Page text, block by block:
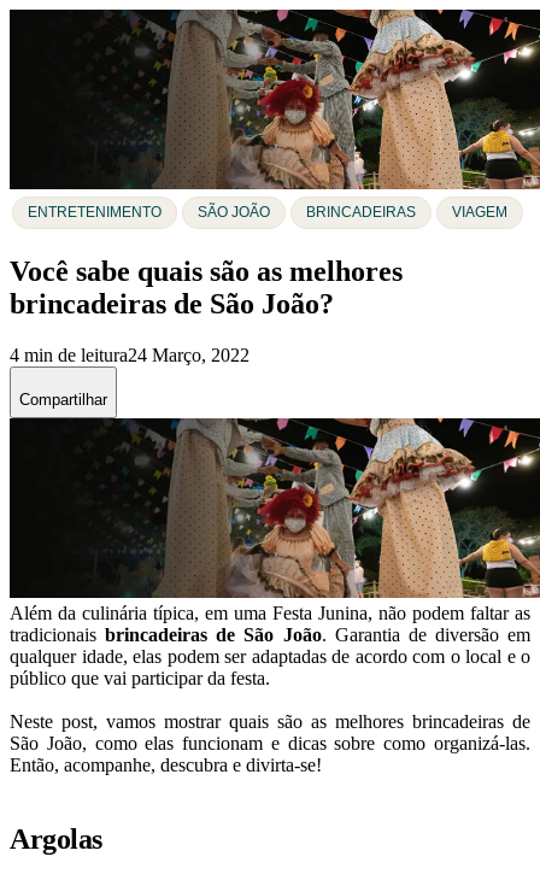
ENTRETENIMENTO SÃO JOÃO BRINCADEIRAS VIAGEM
Você sabe quais são as melhores
brincadeiras de São João?
4 min de leitura24 Março, 2022
Compartilhar
Além da culinária típica, em uma Festa Junina, não podem faltar as
tradicionais brincadeiras de São João. Garantia de diversão em
qualquer idade, elas podem ser adaptadas de acordo com o local e o
público que vai participar da festa.
Neste post, vamos mostrar quais são as melhores brincadeiras de
São João, como elas funcionam e dicas sobre como organizá-las.
Então, acompanhe, descubra e divirta-se!
Argolas